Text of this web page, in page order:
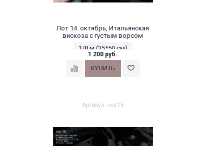
Лот 14. октябрь, Итальянская
вискоза с густым ворсом
1/8 м (35*50 см)
1 200 руб.
Артикул: лот15